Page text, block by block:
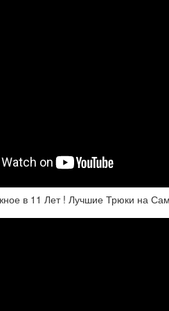
в 11 Лет ! Лучшие Трюки на